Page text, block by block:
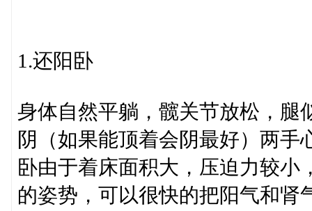
1.还阳卧
身体自然平躺，髋关节放松，腿
阴（如果能顶着会阴最好）两
卧由于着床面积大，压迫力较
的姿势，可以很快的把阳气和肾